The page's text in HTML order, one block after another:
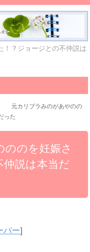
！？ジョージとの不仲説は
元カリブラみのがあやのの
った
のを妊娠さ
説は本当だ
バー]